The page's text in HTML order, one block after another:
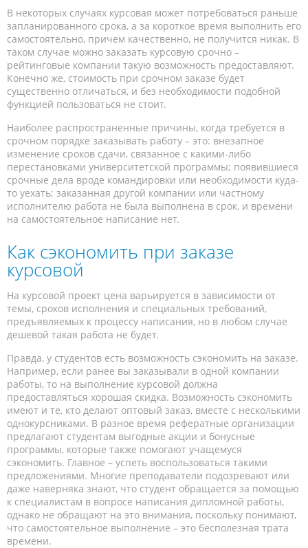
В некоторых случаях курсовая может потребоваться раньше
запланированного срока, а за короткое время выполнить его
самостоятельно, причем качественно, не получится никак. В
таком случае можно заказать курсовую срочно –
рейтинговые компании такую возможность предоставляют.
Конечно же, стоимость при срочном заказе будет
существенно отличаться, и без необходимости подобной
функцией пользоваться не стоит.
Наиболее распространенные причины, когда требуется в
срочном порядке заказывать работу – это: внезапное
изменение сроков сдачи, связанное с какими-либо
перестановками университетской программы; появившиеся
срочные дела вроде командировки или необходимости куда-
то уехать; заказанная другой компании или частному
исполнителю работа не была выполнена в срок, и времени
на самостоятельное написание нет.
Как сэкономить при заказе
курсовой
На курсовой проект цена варьируется в зависимости от
темы, сроков исполнения и специальных требований,
предъявляемых к процессу написания, но в любом случае
дешевой такая работа не будет.
Правда, у студентов есть возможность сэкономить на заказе.
Например, если ранее вы заказывали в одной компании
работы, то на выполнение курсовой должна
предоставляться хорошая скидка. Возможность сэкономить
имеют и те, кто делают оптовый заказ, вместе с несколькими
однокурсниками. В разное время рефератные организации
предлагают студентам выгодные акции и бонусные
программы, которые также помогают учащемуся
сэкономить. Главное – успеть воспользоваться такими
предложениями. Многие преподаватели подозревают или
даже наверняка знают, что студент обращается за помощью
к специалистам в вопросе написания дипломной работы,
однако не обращают на это внимания, поскольку понимают,
что самостоятельное выполнение – это бесполезная трата
времени.